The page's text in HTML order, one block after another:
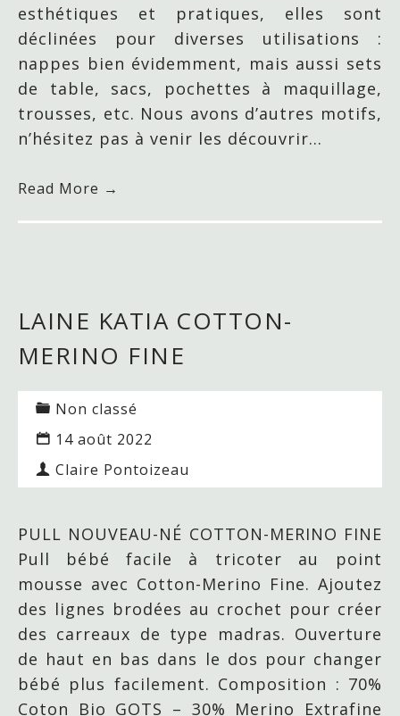
esthétiques et pratiques, elles sont
déclinées pour diverses utilisations :
nappes bien évidemment, mais aussi sets
de table, sacs, pochettes à maquillage,
trousses, etc. Nous avons d’autres motifs,
n’hésitez pas à venir les découvrir…
Read More →
LAINE KATIA COTTON-
MERINO FINE
Non classé
14 août 2022
Claire Pontoizeau
PULL NOUVEAU-NÉ COTTON-MERINO FINE
Pull bébé facile à tricoter au point
mousse avec Cotton-Merino Fine. Ajoutez
des lignes brodées au crochet pour créer
des carreaux de type madras. Ouverture
de haut en bas dans le dos pour changer
bébé plus facilement. Composition : 70%
Coton Bio GOTS – 30% Merino Extrafine